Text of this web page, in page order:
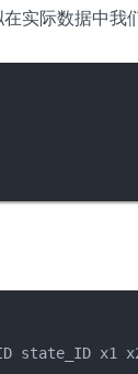
在实际数据中
state_ID x1